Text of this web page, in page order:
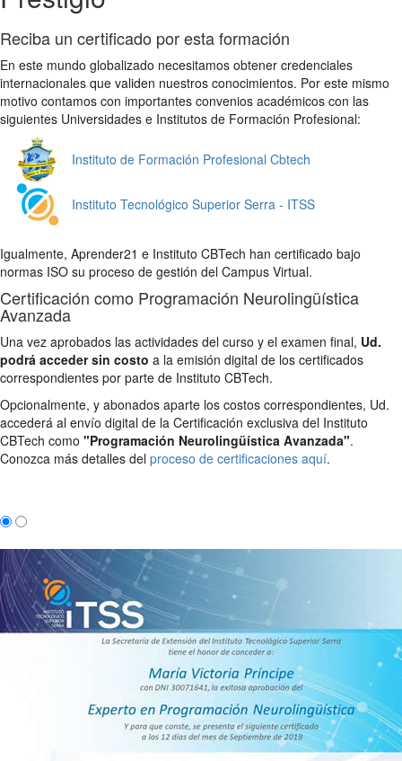
Reciba un certificado por esta formación
En este mundo globalizado necesitamos obtener credenciales
internacionales que validen nuestros conocimientos. Por este mismo
motivo contamos con importantes convenios académicos con las
siguientes Universidades e Institutos de Formación Profesional:
Instituto de Formación Profesional Cbtech
Instituto Tecnológico Superior Serra - ITSS
Igualmente, Aprender21 e Instituto CBTech han certificado bajo
normas ISO su proceso de gestión del Campus Virtual.
Certificación como Programación Neurolingüística
Avanzada
Una vez aprobados las actividades del curso y el examen final, Ud.
podrá acceder sin costo a la emisión digital de los certificados
correspondientes por parte de Instituto CBTech.
Opcionalmente, y abonados aparte los costos correspondientes, Ud.
accederá al envío digital de la Certificación exclusiva del Instituto
CBTech como "Programación Neurolingüística Avanzada".
Conozca más detalles del proceso de certificaciones aquí.